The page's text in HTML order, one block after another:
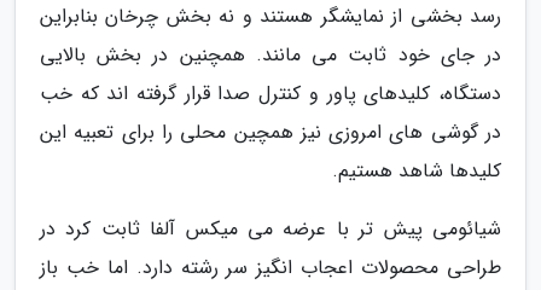
رسد بخشی از نمایشگر هستند و نه بخش چرخان بنابراین
در جای خود ثابت می مانند. همچنین در بخش بالایی
دستگاه، کلیدهای پاور و کنترل صدا قرار گرفته اند که خب
در گوشی های امروزی نیز همچین محلی را برای تعبیه این
کلیدها شاهد هستیم.
شیائومی پیش تر با عرضه می میکس آلفا ثابت کرد در
طراحی محصولات اعجاب انگیز سر رشته دارد. اما خب باز